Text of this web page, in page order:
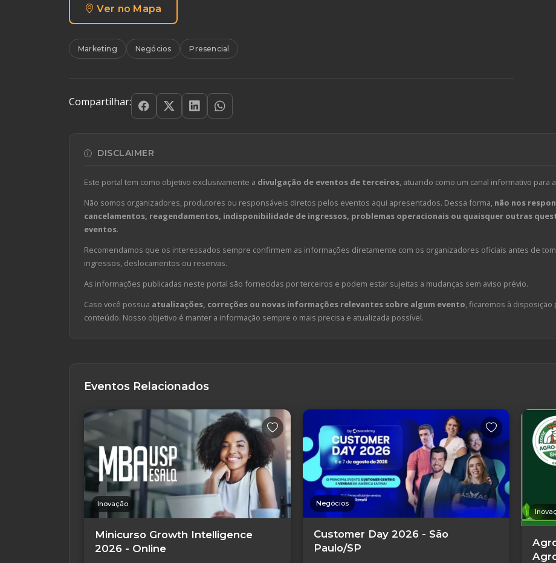
Ver no Mapa
Marketing Negócios Presencial
Compartilhar:
DISCLAIMER
Este portal tem como objetivo exclusivamente a divulgação de eventos de terceiros, atuando como um canal informativo para
Não somos organizadores, produtores ou responsáveis diretos pelos eventos aqui apresentados. Dessa forma, não nos
cancelamentos, reagendamentos, indisponibilidade de ingressos, problemas operacionais ou quaisquer outras
eventos.
Recomendamos que os interessados sempre confirmem as informações diretamente com os organizadores oficiais antes de
ingressos, deslocamentos ou reservas.
As informações publicadas neste portal são fornecidas por terceiros e podem estar sujeitas a mudanças sem aviso prévio.
Caso você possua atualizações, correções ou novas informações relevantes sobre algum evento, ficaremos à disposição
conteúdo. Nosso objetivo é manter a informação sempre o mais precisa e atualizada possível.
Eventos Relacionados
Inovação
Minicurso Growth Intelligence
2026 - Online
Negócios
Customer Day 2026 - São
Paulo/SP